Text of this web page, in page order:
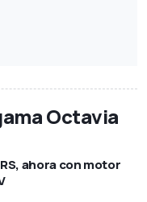
Octavia
ahora con motor